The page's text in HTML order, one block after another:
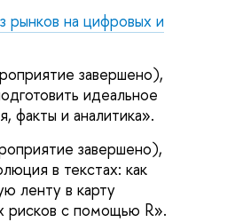
рынков на цифровых и
завершено),
идеальное
факты и аналитика».
завершено),
в текстах: как
ленту в карту
рисков с помощью R».